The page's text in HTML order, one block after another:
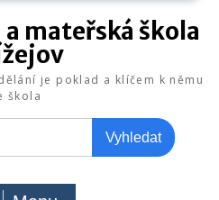
mateřská škola
je poklad a klíčem k němu
škola